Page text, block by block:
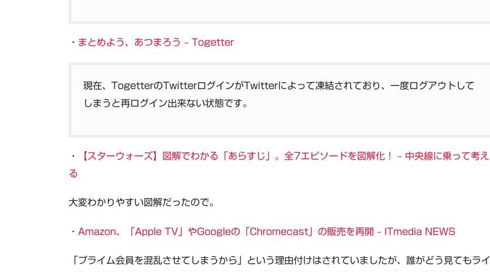
・ まとめよう、あつまろう – Togetter
現在、TogetterのTwitterログインがTwitterによって凍結されており、一度ログアウトして
しまうと再ログイン出来ない状態です。
・
【スターウォーズ】図解でわかる「あらすじ」。全7エピソードを図解化！ – 中央線に乗って考え
る
大変わかりやすい図解だったので。
・ Amazon、「Apple TV」やGoogleの「Chromecast」の販売を再開 – ITmedia NEWS
「プライム会員を混乱させてしまうから」という理由付けはされていましたが、誰がどう見てもライ